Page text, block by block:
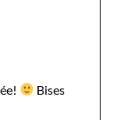
Bises